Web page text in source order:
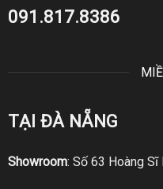
091.817.8386
TẠI ĐÀ NẴNG
Showroom: Số 63 Hoàng Sĩ